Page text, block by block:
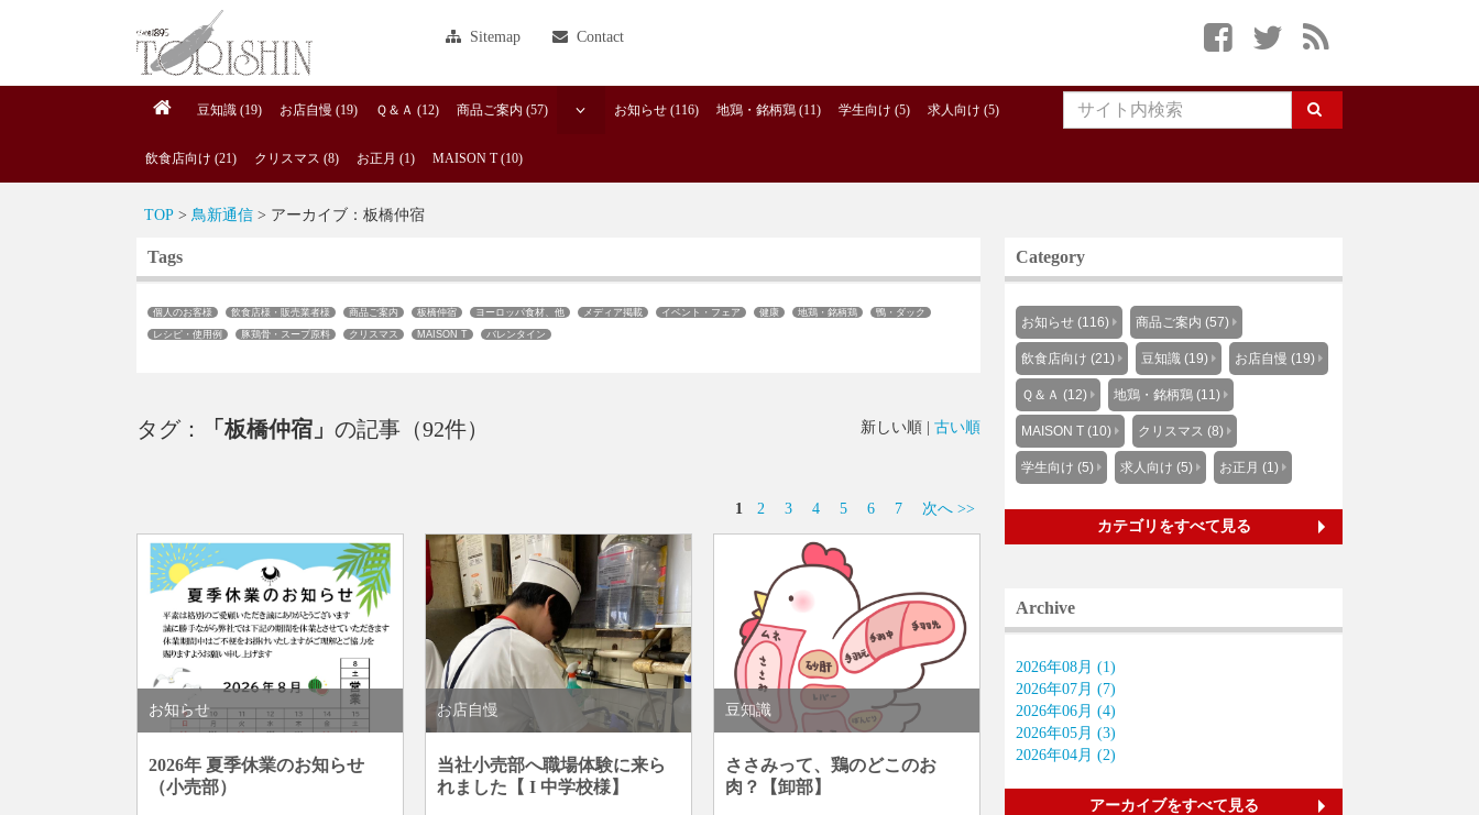
Sitemap Contact
豆知識 (19) お店自慢 (19) Ｑ＆Ａ (12) 商品ご案内 (57) お知らせ (116) 地鶏・銘柄鶏 (11) 学生向け (5) 求人向け (5)
飲食店向け (21) クリスマス (8) お正月 (1) MAISON T (10)
TOP >鳥新通信 > アーカイブ：板橋仲宿
Tags
個人のお客様 飲食店様・販売業者様 商品ご案内 板橋仲宿 ヨーロッパ食材、他 メディア掲載 イベント・フェア 健康 地鶏・銘柄鶏
鴨・ダック
レシピ・使用例
豚鶏骨・スープ原料 クリスマス MAISON T バレンタイン
タグ： 「板橋仲宿」 の記事（92件） 新しい順 |古い順
1 2 3 4 5 6 7 次へ >>
お知らせ
2026年 夏季休業のお知らせ
（小売部）
お店自慢
当社小売部へ職場体験に来ら
れました【 I 中学校様】
豆知識
ささみって、鶏のどこのお
肉？【卸部】
Category
お知らせ (116) 商品ご案内 (57)
飲食店向け (21) 豆知識 (19) お店自慢 (19)
Ｑ＆Ａ (12) 地鶏・銘柄鶏 (11)
MAISON T (10) クリスマス (8)
学生向け (5) 求人向け (5) お正月 (1)
カテゴリをすべて見る
Archive
2026年08月 (1)
2026年07月 (7)
2026年06月 (4)
2026年05月 (3)
2026年04月 (2)
アーカイブをすべて見る